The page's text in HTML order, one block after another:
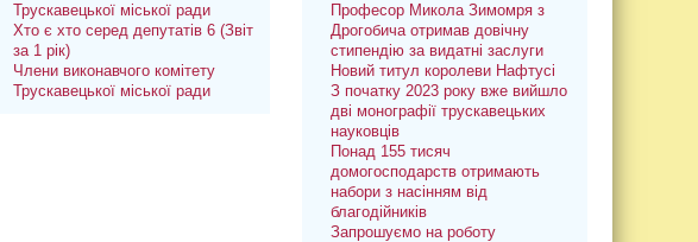
Трускавецької міської ради
Хто є хто серед депутатів 6 (Звіт
за 1 рік)
Члени виконавчого комітету
Трускавецької міської ради
Професор Микола Зимомря з
Дрогобича отримав довічну
стипендію за видатні заслуги
Новий титул королеви Нафтусі
З початку 2023 року вже вийшло
дві монографії трускавецьких
науковців
Понад 155 тисяч
домогосподарств отримають
набори з насінням від
благодійників
Запрошуємо на роботу